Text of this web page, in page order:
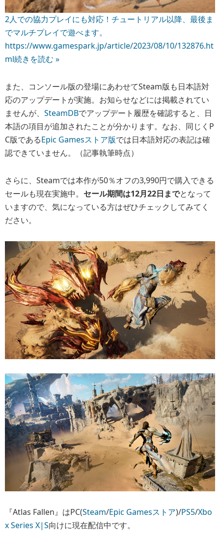
2人での協力プレイにも対応！チュートリアル以降、最後ま
でマルチプレイで遊べます。
https://www.gamespark.jp/article/2023/08/10/132876.ht
ml続きを読む »
また、コンソール版の登場にあわせてSteam版も日本語対
応のアップデートが実施。お知らせなどには掲載されてい
ませんが、 SteamDBでアップデート履歴を確認すると、日
本語の項目が追加されたことが分かります。なお、同じくP
C版であるEpic Gamesストア版では日本語対応の表記は確
認できていません。（記事執筆時点）
さらに、 Steamでは本作が50％オフの3,990円で購入できる
セールも現在実施中。 セール期間は12月22日までとなって
いますので、気になっている方はぜひチェックしてみてく
ださい。
『Atlas Fallen』はPC(Steam/Epic Gamesストア)/PS5/Xbo
x Series X|S向けに現在配信中です。